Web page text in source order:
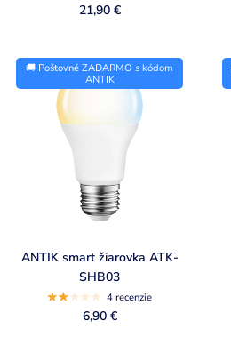
21,90 €
🚚 Poštovné ZADARMO s kódom
ANTIK
ANTIK smart žiarovka ATK-
SHB03
4 recenzie
6,90 €